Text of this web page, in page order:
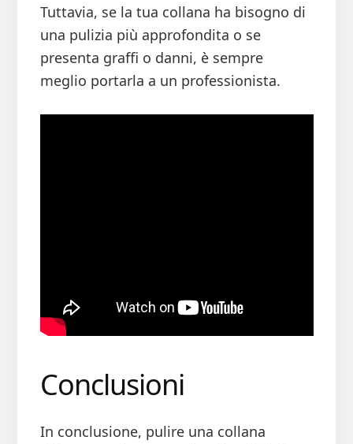
Tuttavia, se la tua collana ha bisogno di
una pulizia più approfondita o se
presenta graffi o danni, è sempre
meglio portarla a un professionista.
Conclusioni
In conclusione, pulire una collana